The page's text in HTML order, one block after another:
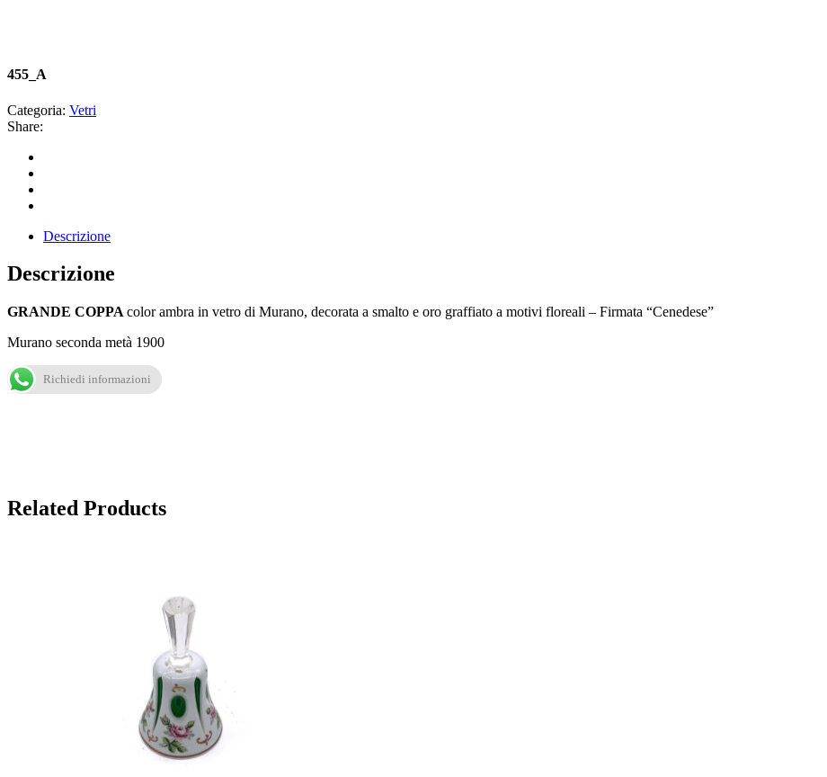
455_A
Categoria: Vetri
Share:
Descrizione
Descrizione
GRANDE COPPA color ambra in vetro di Murano, decorata a smalto e oro graffiato a motivi floreali – Firmata “Cenedese”
Murano seconda metà 1900
Richiedi informazioni
Related Products